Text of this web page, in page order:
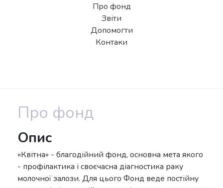
Про фонд
Звіти
Допомогти
Контаки
Про фонд
Опис
«Квітна» - благодійний фонд, основна мета якого
- профілактика і своєчасна діагностика раку
молочної залози. Для цього Фонд веде постійну